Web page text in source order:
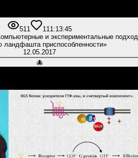
511 11 1:13:45
и экспериментальные
ландфашта приспособленности»
12.05.2017
🐙